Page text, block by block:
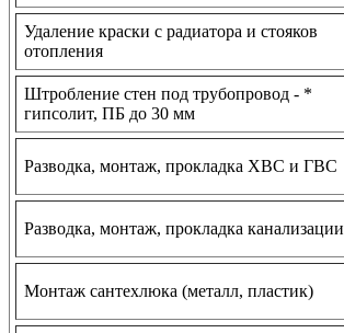
Удаление краски с радиатора и стояков
отопления
Штробление стен под трубопровод - *
гипсолит, ПБ до 30 мм
Разводка, монтаж, прокладка ХВС и ГВС
Разводка, монтаж, прокладка канализации
Монтаж сантехлюка (металл, пластик)